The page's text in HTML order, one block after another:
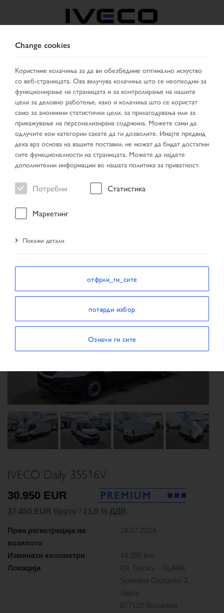
NORTH MACEDONIA
ИЗБЕРИ ДРЖАВА СМЕНИ ЈАЗИК
Toggle
navigation
MENU
возило
Прва страница
Next
IVECO Daily 35S16V
30.950 EUR
37.450 EUR бруто / 21,0 % ДДВ
Прва регистрација на
возилото
18.07.2024
Изминати километри
44.395 km
Локација
Ok Trucks - JILAVA
Șoseaua Giurgiului 3,
Jilava
077120 Bucuresti
Change cookies
Користиме колачиња за да ви обезбедиме оптимално искуство
со веб-страницата. Ова вклучува колачиња што се неопходни за
функционирање на страницата и за контролирање на нашите
цели за деловно работење, како и колачиња што се користат
само за анонимни статистички цели, за прилагодувања или за
прикажување на персонализирана содржина. Можете сами да
одлучите кои категории сакате да ги дозволите. Имајте предвид
дека врз основа на вашите поставки, не можат да бидат достапни
сите функционалности на страницата. Можете да најдете
дополнителни информации во нашата политика за приватност.
Потребни Статистика
Маркетинг
Покажи детали
отфрли_ги_сите
потврди избор
Означи ги сите